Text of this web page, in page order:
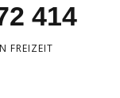
414
FREIZEIT